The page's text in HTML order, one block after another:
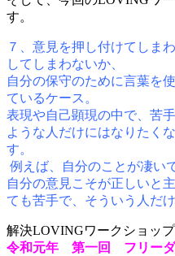
す。
７、意見を押し付けてしま
してしまわないか、
自分の保守のために言葉を
ているケース。
表現や自己顕現の中で、苦
ような人だけにはなりたく
す。
例えば、自分のことが凄い
自分の意見こそが正しいと
ても苦手で、そういう人だ
解決LOVINGワークショップ
令和元年 第一回 フリー